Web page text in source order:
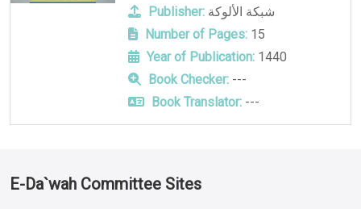
Publisher: شبكة الألوكة
Number of Pages:15
Year of Publication:1440
Book Checker:---
Book Translator:---
E-Da`wah Committee Sites